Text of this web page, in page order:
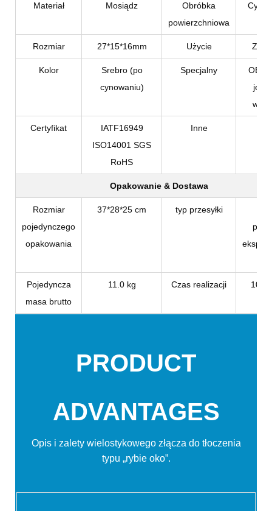
Materiał Mosiądz
Obróbka
powierzchniowa
Rozmiar 27*15*16mm Użycie
Kolor
Srebro (po
cynowaniu)
Specjalny
OEM/
jest
Certyfikat
IATF16949
ISO14001 SGS
RoHS
Inne
Opakowanie & Dostawa
Rozmiar
pojedynczego
opakowania
37*28*25 cm typ przesyłki
Pojedyncza
masa brutto
11.0 kg Czas realizacji 10-
PRODUCT
ADVANTAGES
Opis i zalety wielostykowego złącza do tłoczenia
typu „rybie oko”.